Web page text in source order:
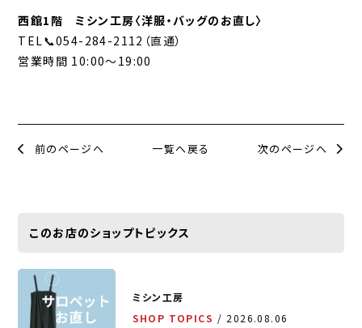
西館1階 ミシン工房〈洋服・バッグのお直し〉
TEL📞054-284-2112（直通）
営業時間 10:00～19:00
前のページへ 次のページへ
一覧へ戻る
このお店のショップトピックス
ミシン工房
SHOP TOPICS
2026.08.06